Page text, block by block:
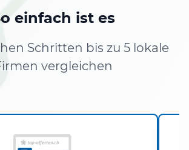
einfach ist es
Schritten bis zu 5 lokale
vergleichen